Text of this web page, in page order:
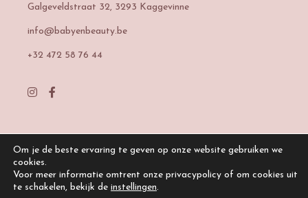
Galgeveldstraat 32, 3293 Kaggevinne
info@babyenbeauty.be
+32 472 58 76 44
Om je de beste ervaring te geven op onze website gebruiken we
cookies.
Voor meer informatie omtrent onze privacypolicy of om cookies uit
te schakelen, bekijk de instellingen.